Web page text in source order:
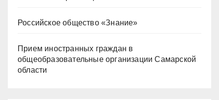
Российское общество «Знание»
Прием иностранных граждан в
общеобразовательные организации Самарской
области